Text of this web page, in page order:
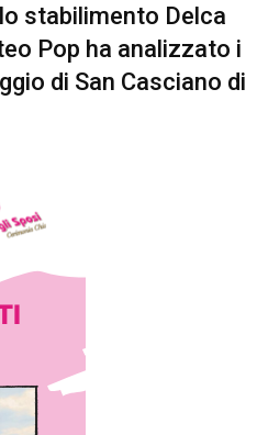
stabilimento Delca
Pop ha analizzato i
di San Casciano di